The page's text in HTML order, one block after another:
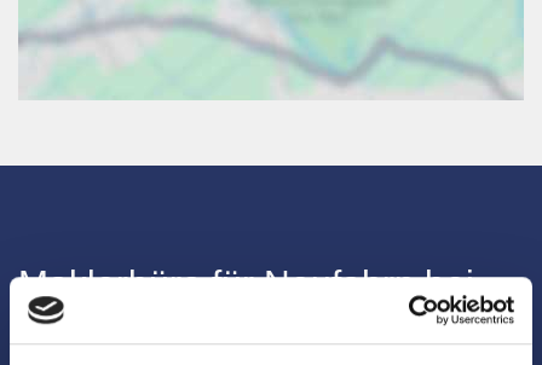
Maklerbüro für Neufahrn bei
Freising - unsere Leistungen